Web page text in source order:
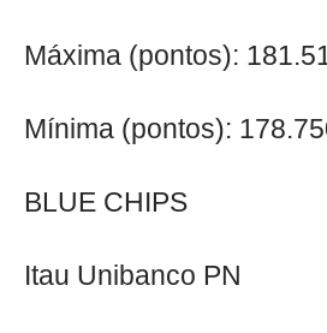
Máxima (pontos):
Mínima (pontos):
BLUE CHIPS
Itau Unibanco PN